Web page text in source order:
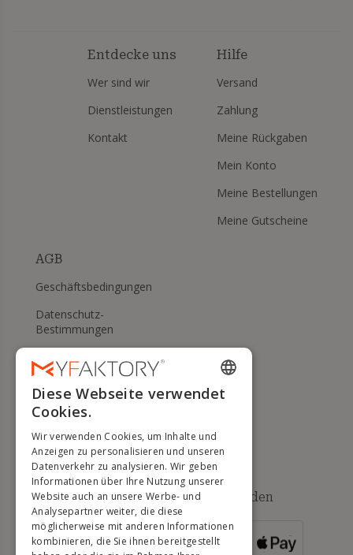
Entdecke uns
Wer sind wir
Dienstleistungen
Kontakt
Hilfe
Versand
Zahlung
Meine Rückgaben
Mein Konto
Meine Bestellungen
Meine Gutscheine
AGB
Geschäftsbedingungen
Datenschutz-
Bestimmungen
Meine Cookies verwalten
RÜCKGABERECHT
Verfügbare Zahlungsmethoden
FÜR
BESTELLUNGEN
ENGLISH
DUTCH
GERMAN
PORTUGUESE
Diese Webseite verwendet
Cookies.
Wir verwenden Cookies, um Inhalte und
Anzeigen zu personalisieren und unseren
Datenverkehr zu analysieren. Wir geben
Informationen über Ihre Nutzung unserer
Website auch an unsere Werbe- und
Analysepartner weiter, die diese
möglicherweise mit anderen Informationen
kombinieren, die Sie ihnen bereitgestellt